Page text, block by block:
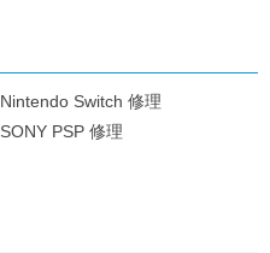
Nintendo Switch 修理
SONY PSP 修理